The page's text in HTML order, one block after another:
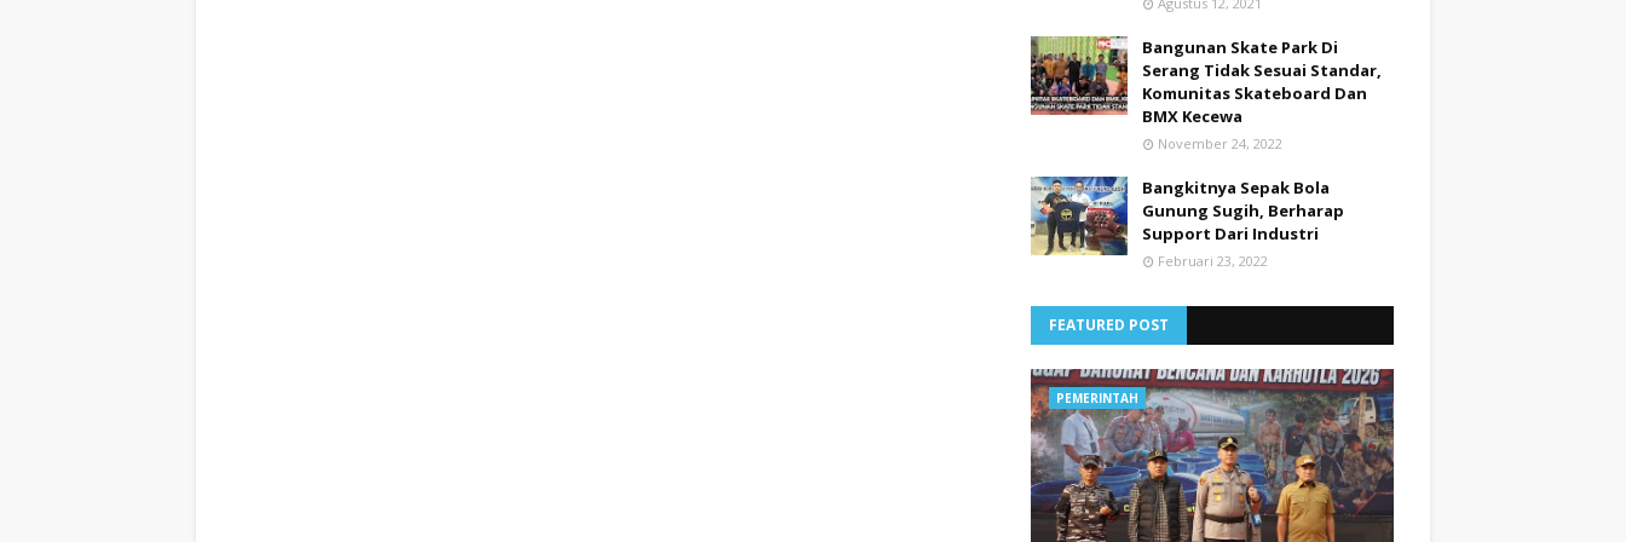
Bangunan Skate Park Di
Serang Tidak Sesuai Standar,
Komunitas Skateboard Dan
BMX Kecewa
November 24, 2022
Bangkitnya Sepak Bola
Gunung Sugih, Berharap
Support Dari Industri
Februari 23, 2022
FEATURED POST
PEMERINTAH